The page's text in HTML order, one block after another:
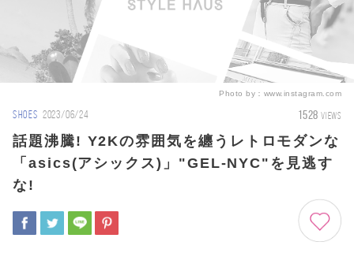
Photo by： www.instagram.com
SHOES 2023/06/24 1528 VIEWS
話題沸騰! Y2Kの雰囲気を纏うレトロモダンな
「asics(アシックス)」"GEL-NYC"を見逃す
な!